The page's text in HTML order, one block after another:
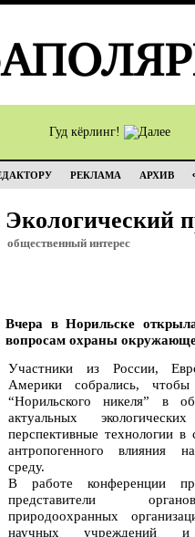
Гуд кёрлинг!
РЕКЛАМА АРХИВ
Экологический
общественный интерес
Вчера в Норильске
вопросам охраны
Участники из России,
Америки собрались,
“Норильского никеля” в
актуальных
перспективные технологии в
антропогенного влияния
среду.
В работе конференции
представители
природоохранных
научных учреждений и